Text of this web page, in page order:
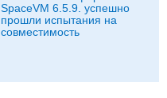
SpaceVM 6.5.9. успешно
прошли испытания на
совместимость